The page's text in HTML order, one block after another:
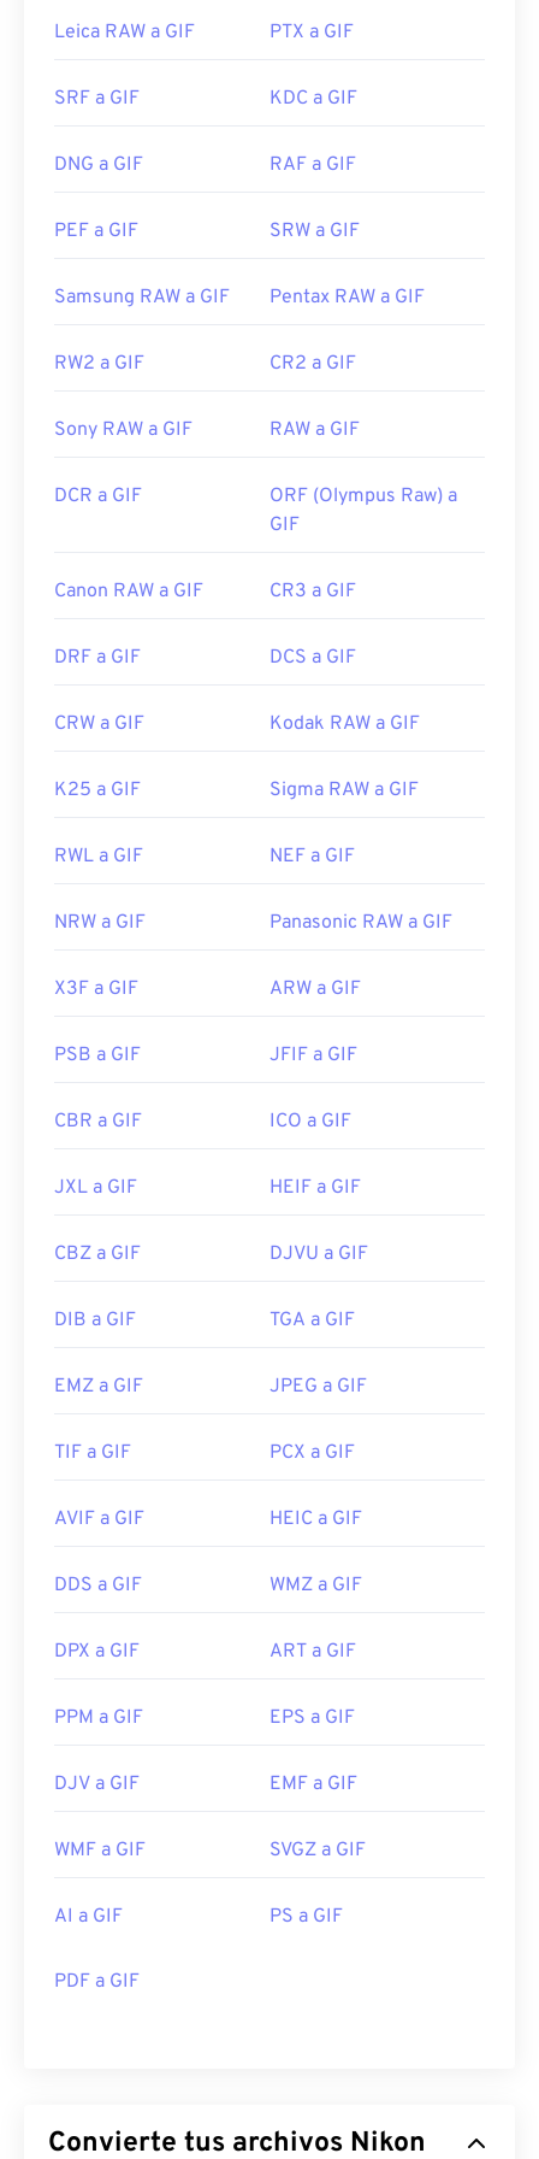
Los GIF se abren fácilmente en casi todos los
operativos. Para abrir un GIF y editarlo, use una
abra los GIF con
Microsoft Photos, Adobe
otros. En macOS, use visores y editores de
Lanzamiento inicial:
15 de junio de 1987
Leica RAW a GIF PTX a GIF
SRF a GIF KDC a GIF
DNG a GIF RAF a GIF
PEF a GIF SRW a GIF
Samsung RAW a GIF Pentax RAW a GIF
RW2 a GIF CR2 a GIF
Sony RAW a GIF RAW a GIF
DCR a GIF
ORF (Olympus Raw) a
GIF
Canon RAW a GIF CR3 a GIF
DRF a GIF DCS a GIF
CRW a GIF Kodak RAW a GIF
K25 a GIF Sigma RAW a GIF
RWL a GIF NEF a GIF
NRW a GIF Panasonic RAW a GIF
X3F a GIF ARW a GIF
PSB a GIF JFIF a GIF
CBR a GIF ICO a GIF
JXL a GIF HEIF a GIF
CBZ a GIF DJVU a GIF
DIB a GIF TGA a GIF
EMZ a GIF JPEG a GIF
TIF a GIF PCX a GIF
AVIF a GIF HEIC a GIF
DDS a GIF WMZ a GIF
DPX a GIF ART a GIF
PPM a GIF EPS a GIF
DJV a GIF EMF a GIF
WMF a GIF SVGZ a GIF
AI a GIF PS a GIF
PDF a GIF
Convierte tus archivos Nikon